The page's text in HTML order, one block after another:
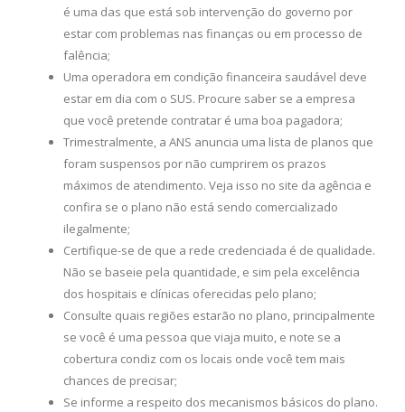
é uma das que está sob intervenção do governo por
estar com problemas nas finanças ou em processo de
falência;
Uma operadora em condição financeira saudável deve
estar em dia com o SUS. Procure saber se a empresa
que você pretende contratar é uma boa pagadora;
Trimestralmente, a ANS anuncia uma lista de planos que
foram suspensos por não cumprirem os prazos
máximos de atendimento. Veja isso no site da agência e
confira se o plano não está sendo comercializado
ilegalmente;
Certifique-se de que a rede credenciada é de qualidade.
Não se baseie pela quantidade, e sim pela excelência
dos hospitais e clínicas oferecidas pelo plano;
Consulte quais regiões estarão no plano, principalmente
se você é uma pessoa que viaja muito, e note se a
cobertura condiz com os locais onde você tem mais
chances de precisar;
Se informe a respeito dos mecanismos básicos do plano.